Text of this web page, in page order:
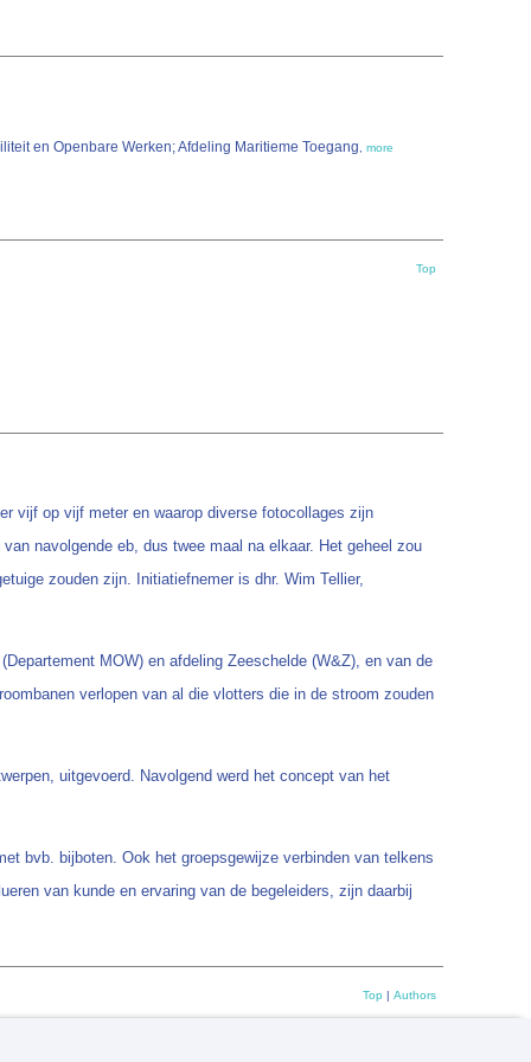
en Openbare Werken; Afdeling Maritieme Toegang more
Top
vijf op vijf meter en waarop diverse fotocollages zijn
navolgende eb, dus twee maal na elkaar. Het geheel zou
zouden zijn. Initiatiefnemer is dhr. Wim Tellier,
MOW) en afdeling Zeeschelde (W&Z), en van de
verlopen van al die vlotters die in de stroom zouden
uitgevoerd. Navolgend werd het concept van het
bvb. bijboten. Ook het groepsgewijze verbinden van telkens
van kunde en ervaring van de begeleiders, zijn daarbij
Top | Authors